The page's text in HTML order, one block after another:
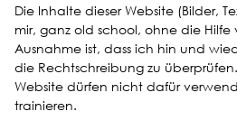
Die Inhalte dieser Website (Bilder,
mir, ganz old school, ohne die Hilfe
Ausnahme ist, dass ich hin und
die Rechtschreibung zu
Website dürfen nicht dafür
trainieren.